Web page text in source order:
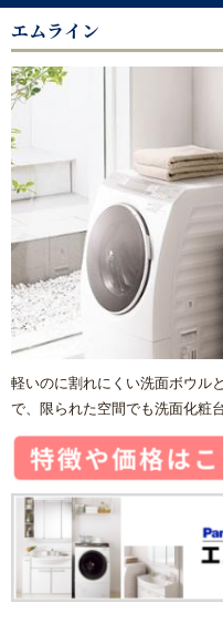
玄関ドアリフォーム
遮熱対策リフォーム
内装リフォーム
バリアフリーリフォーム
熱中症対策リフォームの基礎知
浴室乾燥機の交換・後付け
レンジフード（換気扇）リフォ
ビルトイン食洗機交換リフォー
エムライン
軽いのに割れにくい洗面ボウル
で、限られた空間でも洗面化粧